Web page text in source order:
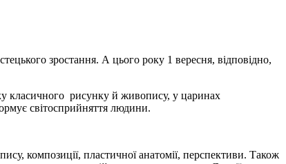
зростання. А цього року 1 вересня, відповідно,
класичного рисунку й живопису, у царинах
світосприйняття людини.
композиції, пластичної анатомії, перспективи. Також